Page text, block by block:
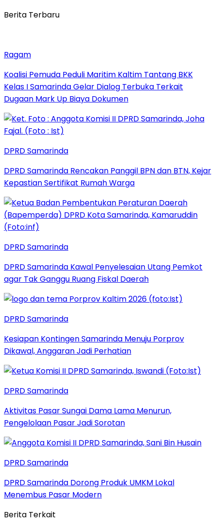
Berita Terbaru
Ragam
Koalisi Pemuda Peduli Maritim Kaltim Tantang BKK
Kelas I Samarinda Gelar Dialog Terbuka Terkait
Dugaan Mark Up Biaya Dokumen
DPRD Samarinda
DPRD Samarinda Rencakan Panggil BPN dan BTN, Kejar
Kepastian Sertifikat Rumah Warga
DPRD Samarinda
DPRD Samarinda Kawal Penyelesaian Utang Pemkot
agar Tak Ganggu Ruang Fiskal Daerah
DPRD Samarinda
Kesiapan Kontingen Samarinda Menuju Porprov
Dikawal, Anggaran Jadi Perhatian
DPRD Samarinda
Aktivitas Pasar Sungai Dama Lama Menurun,
Pengelolaan Pasar Jadi Sorotan
DPRD Samarinda
DPRD Samarinda Dorong Produk UMKM Lokal
Menembus Pasar Modern
Berita Terkait